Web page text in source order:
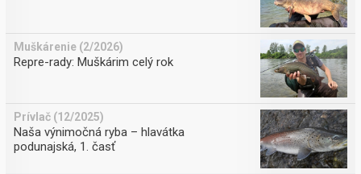
Muškárenie (2/2026)
Repre-rady: Muškárim celý rok
Prívlač (12/2025)
Naša výnimočná ryba – hlavátka
podunajská, 1. časť